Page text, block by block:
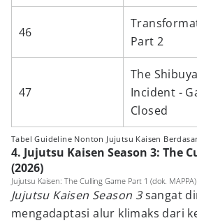
Tabel Guideline Nonton Jujutsu Kaisen
46
Part 2
47
The Shibuya
Incident -
Closed
4. Jujutsu Kaisen Season 3: The
(2026)
Jujutsu Kaisen: The Culling Game Part 1 (dok. MAPPA)
Jujutsu Kaisen Season 3sangat
mengadaptasi alur klimaks dari